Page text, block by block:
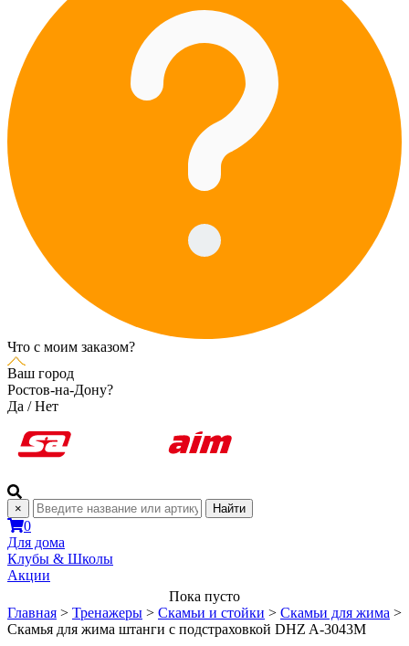
Что с моим заказом?
Ваш город
Ростов-на-Дону?
Да /Нет
× Найти
0
Для дома
Клубы & Школы
Акции
Пока пусто
Главная > Тренажеры > Скамьи и стойки > Скамьи для жима >
Скамья для жима штанги с подстраховкой DHZ A-3043М